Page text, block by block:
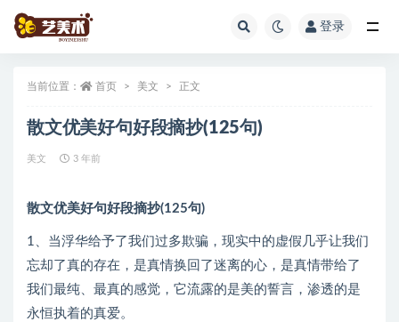
登录
当前位置： 首页 美文 正文
散文优美好句好段摘抄(125句)
美文 3 年前
散文优美好句好段摘抄(125句)
1、当浮华给予了我们过多欺骗，现实中的虚假几乎让我们
忘却了真的存在，是真情换回了迷离的心，是真情带给了
我们最纯、最真的感觉，它流露的是美的誓言，渗透的是
永恒执着的真爱。